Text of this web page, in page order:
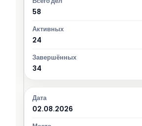
58
24
34
02.08.2026